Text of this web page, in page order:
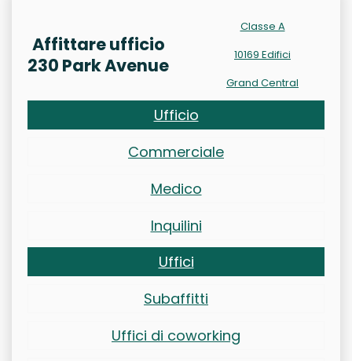
Affittare ufficio
230 Park Avenue
Classe A
10169 Edifici
Grand Central
Ufficio
Commerciale
Medico
Inquilini
Uffici
Subaffitti
Uffici di coworking